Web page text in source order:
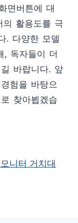
면버튼에 대
의 활용도를 극
. 다양한 모델
, 독자들이 더
바랍니다. 앞
험을 바탕으
찾아뵙겠습
니터 거치대